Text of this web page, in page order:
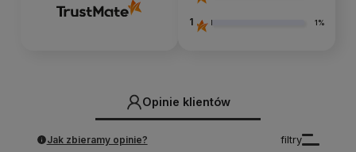
1 1%
Opinie klientów
filtry
Jak zbieramy opinie?